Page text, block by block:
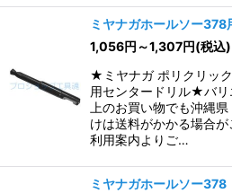
ミヤナガホールソー378
1,056円 ～1,307円(税込)
★ミヤナガ ポリクリッ
用センタードリル★バ
上のお買い物でも沖縄
けは送料がかかる場合
利用案内よりご…
ミヤナガホールソー378